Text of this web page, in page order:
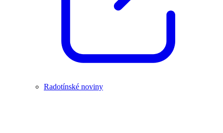
Radotínské noviny